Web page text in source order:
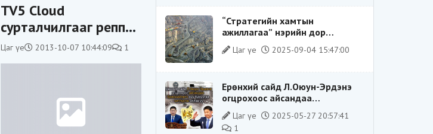
TV5 Cloud
сурталчилгааг реппер
Дөлгөөн дуулжээ
Цаг үе 2013-10-07 10:44:09 1
“Стратегийн хамтын
ажиллагаа” нэрийн дор
“Чимээгүй хөрөнгө хуримтлал”
Цаг үе 2025-09-04 15:47:00
Ерөнхий сайд Л.Оюун-Эрдэнэ
огцрохоос айсандаа
Ерөнхийлөгч рүү буруугаа
чиглүүлж эхлэв үү
Цаг үе
2025-05-27 20:57:41
1